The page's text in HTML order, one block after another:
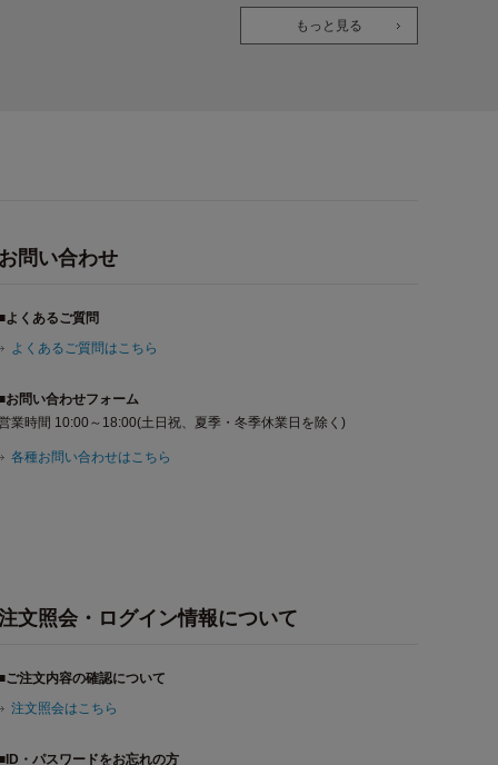
もっと見る
お問い合わせ
よくあるご質問
よくあるご質問はこちら
お問い合わせフォーム
業時間 10:00～18:00(土日祝、夏季・冬季休業日を除く)
各種お問い合わせはこちら
文照会・ログイン情報について
ご注文内容の確認について
注文照会はこちら
・パスワードをお忘れの方